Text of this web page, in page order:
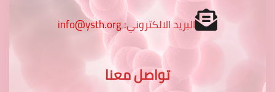
البريد الالكتروني:info@ysth.org
تواصل معنا